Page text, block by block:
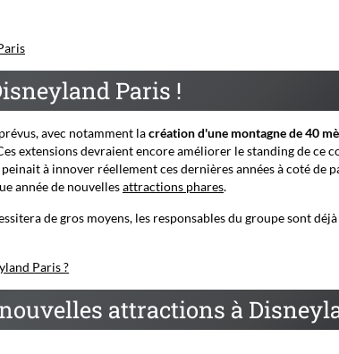
Paris !
avec notamment lacréation d'une montagne de 40
extensions devraient encore améliorer le standing de ce
à innover réellement ces dernières années à coté de
année de nouvellesattractions phares.
de gros moyens, les responsables du groupe sont
Paris ?
attractions à